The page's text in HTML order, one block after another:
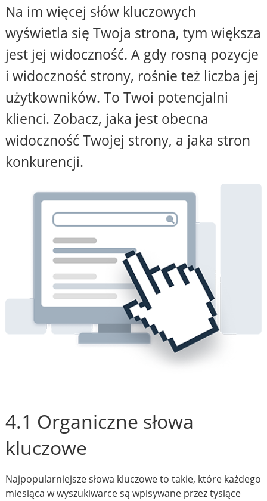
Na im więcej słów kluczowych
wyświetla się Twoja strona, tym większa
jest jej widoczność. A gdy rosną pozycje
i widoczność strony, rośnie też liczba jej
użytkowników. To Twoi potencjalni
klienci. Zobacz, jaka jest obecna
widoczność Twojej strony, a jaka stron
konkurencji.
4.1 Organiczne słowa
kluczowe
Najpopularniejsze słowa kluczowe to takie, które każdego
miesiąca w wyszukiwarce są wpisywane przez tysiące